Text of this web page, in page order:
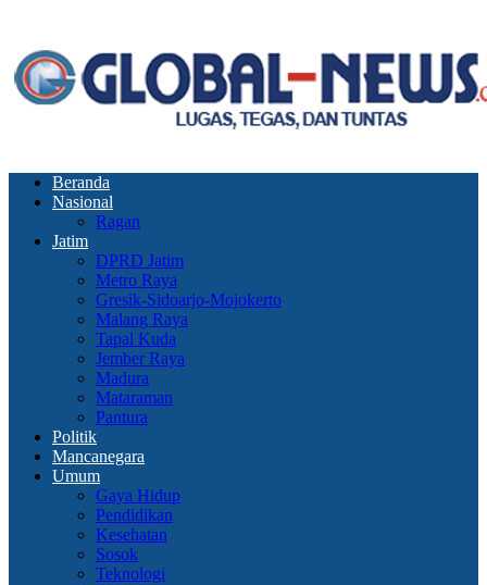
Beranda
Nasional
Ragan
Jatim
DPRD Jatim
Metro Raya
Gresik-Sidoarjo-Mojokerto
Malang Raya
Tapal Kuda
Jember Raya
Madura
Mataraman
Pantura
Politik
Mancanegara
Umum
Gaya Hidup
Pendidikan
Kesehatan
Sosok
Teknologi